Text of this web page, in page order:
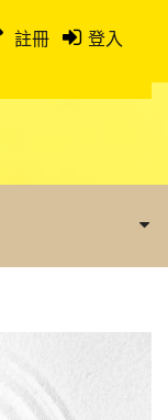
註冊 登入